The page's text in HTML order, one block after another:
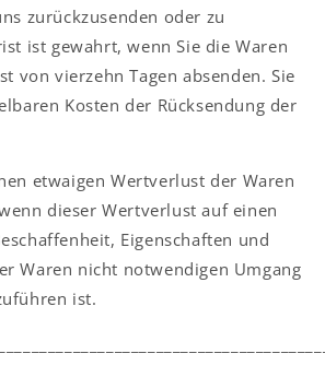
zurückzusenden oder zu
ist gewahrt, wenn Sie die Waren
von vierzehn Tagen absenden. Sie
Kosten der Rücksendung der
etwaigen Wertverlust der Waren
dieser Wertverlust auf einen
Eigenschaften und
Waren nicht notwendigen Umgang
ist.